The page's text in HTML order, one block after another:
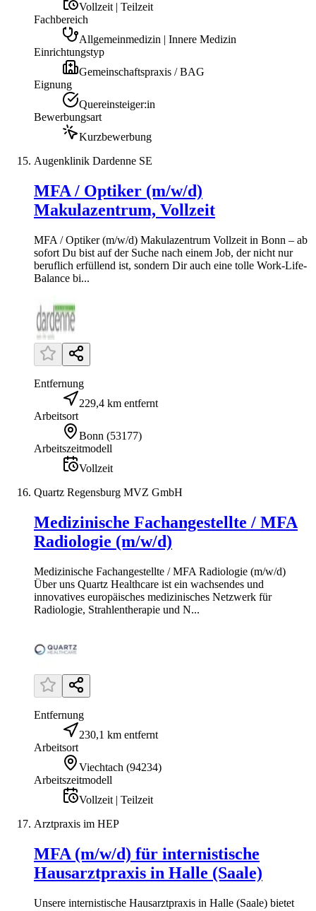
Vollzeit | Teilzeit
Fachbereich
Allgemeinmedizin | Innere Medizin
Einrichtungstyp
Gemeinschaftspraxis / BAG
Eignung
Quereinsteiger:in
Bewerbungsart
Kurzbewerbung
Augenklinik Dardenne SE
MFA / Optiker (m/w/d)
Makulazentrum, Vollzeit
MFA / Optiker (m/w/d) Makulazentrum Vollzeit in Bonn – ab
sofort Du bist auf der Suche nach einem Job, der nicht nur
beruflich erfüllend ist, sondern Dir auch eine tolle Work-Life-
Balance bi...
Entfernung
229,4 km entfernt
Arbeitsort
Bonn (53177)
Arbeitszeitmodell
Vollzeit
Quartz Regensburg MVZ GmbH
Medizinische Fachangestellte / MFA
Radiologie (m/w/d)
Medizinische Fachangestellte / MFA Radiologie (m/w/d)
Über uns Quartz Healthcare ist ein wachsendes und
innovatives europäisches medizinisches Netzwerk für
Radiologie, Strahlentherapie und N...
Entfernung
230,1 km entfernt
Arbeitsort
Viechtach (94234)
Arbeitszeitmodell
Vollzeit | Teilzeit
Arztpraxis im HEP
MFA (m/w/d) für internistische
Hausarztpraxis in Halle (Saale)
Unsere internistische Hausarztpraxis in Halle (Saale) bietet